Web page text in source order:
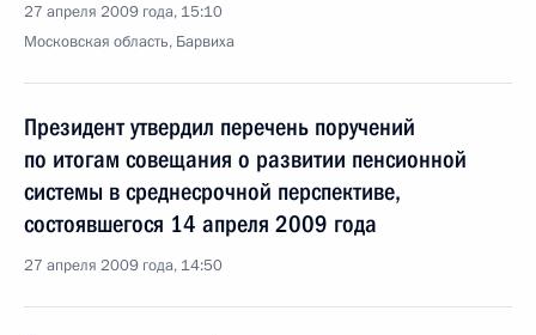
27 апреля 2009 года, 15:10
Московская область, Барвиха
Президент утвердил перечень поручений
по итогам совещания о развитии пенсионной
системы в среднесрочной перспективе,
состоявшегося 14 апреля 2009 года
27 апреля 2009 года, 14:50